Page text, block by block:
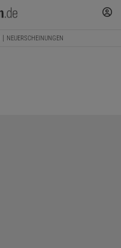
NEUERSCHEINUNGEN